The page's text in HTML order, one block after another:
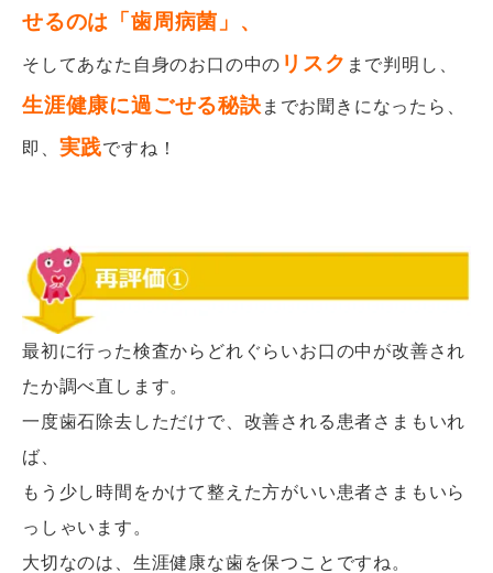
せるのは「歯周病菌」、
そしてあなた自身のお口の中の リスク まで判明し、
生涯健康に過ごせる秘訣 までお聞きになったら、
即、 実践ですね！
最初に行った検査からどれぐらいお口の中が改善され
たか調べ直します。
一度歯石除去しただけで、改善される患者さまもいれ
ば、
もう少し時間をかけて整えた方がいい患者さまもいら
っしゃいます。
大切なのは、生涯健康な歯を保つことですね。